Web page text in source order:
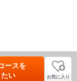
ースを
い
お気に入り